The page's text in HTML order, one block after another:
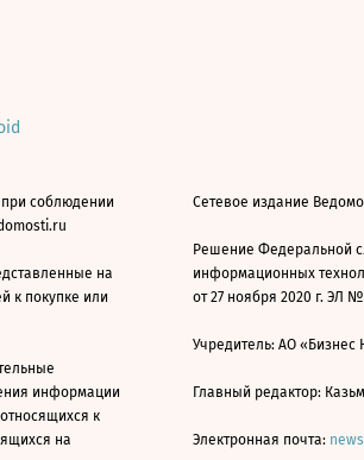
соблюдении
на
к покупке или
информации
к
на
Сетевое издание
Решение Федеральной
информационных
от 27 ноября 2020 г. ЭЛ №
Учредитель: АО
Главный редактор:
Электронная почта: